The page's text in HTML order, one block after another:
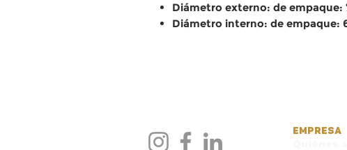
Diámetro externo: de empaque:
Diámetro interno: de empaque:
EMPRESA